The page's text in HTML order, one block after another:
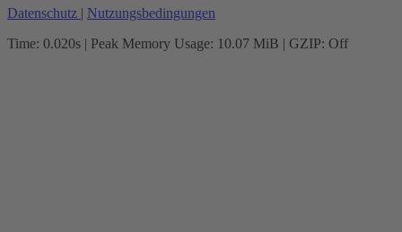
Datenschutz | Nutzungsbedingungen
Time: 0.020s | Peak Memory Usage: 10.07 MiB | GZIP: Off